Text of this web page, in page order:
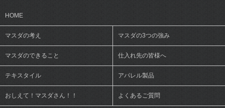
HOME
マスダの考え マスダの3つの強み
マスダのできること 仕入れ先の皆様へ
テキスタイル アパレル製品
おしえて！マスダさん！！ よくあるご質問